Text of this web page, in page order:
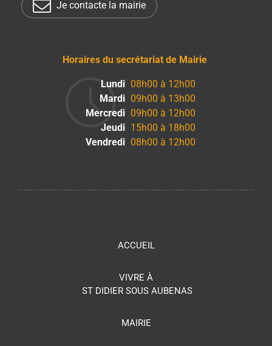
Je contacte la mairie
Horaires du secrétariat de Mairie
Lundi 08h00 à 12h00
Mardi 09h00 à 13h00
Mercredi 09h00 à 12h00
Jeudi 15h00 à 18h00
Vendredi 08h00 à 12h00
ACCUEIL
VIVRE À
ST DIDIER SOUS AUBENAS
MAIRIE